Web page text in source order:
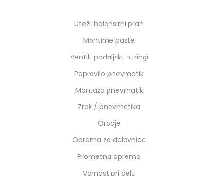
Uteži, balansirni prah
Montirne paste
Ventili, podaljški, o-ringi
Popravilo pnevmatik
Montaža pnevmatik
Zrak / pnevmatika
Orodje
Oprema za delavnico
Prometna oprema
Varnost pri delu